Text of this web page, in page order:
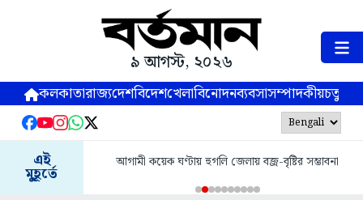
৯ আগস্ট, ২০২৬
কলকাতারাজ্যদেশবিদেশখেলাবিনোদনব্যবসাসম্পাদকীয়
এই
মুহূর্তে
আগামী কয়েক ঘণ্টায় হুগলি জেলায় বজ্র-বৃষ্টির সম্ভাবনা